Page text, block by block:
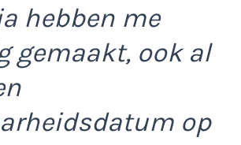
hebben me
gemaakt, ook al
op